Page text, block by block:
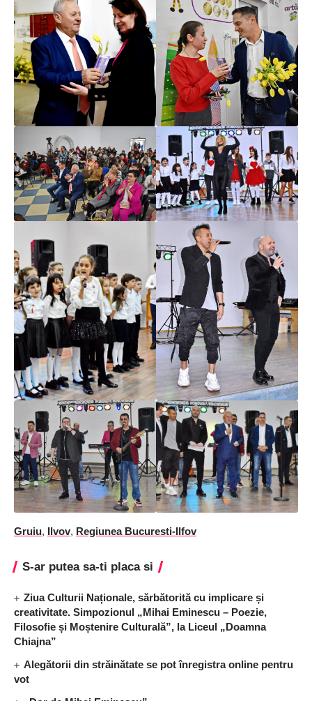
Gruiu, Ilvov, Regiunea Bucuresti-Ilfov
S-ar putea sa-ti placa si
Ziua Culturii Naționale, sărbătorită cu implicare și
creativitate. Simpozionul „Mihai Eminescu – Poezie,
Filosofie și Moștenire Culturală”, la Liceul „Doamna
Chiajna”
Alegătorii din străinătate se pot înregistra online pentru
vot